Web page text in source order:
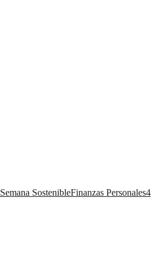
Semana SostenibleFinanzas Personales4